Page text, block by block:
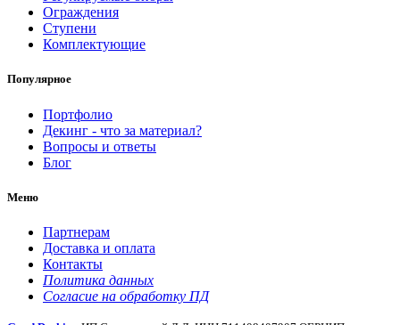
Ограждения
Ступени
Комплектующие
Популярное
Портфолио
Декинг - что за материал?
Вопросы и ответы
Блог
Меню
Партнерам
Доставка и оплата
Контакты
Политика данных
Согласие на обработку ПД